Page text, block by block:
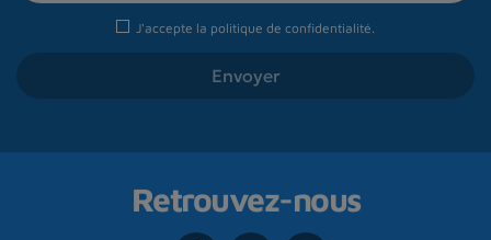
J'accepte la politique de confidentialité
Retrouvez-nous